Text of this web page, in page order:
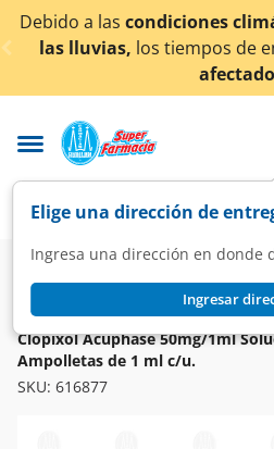
< div class="carousel-inner">
lascondiciones climáticas
los tiempos de entrega
Elige una dirección de
Ingresa una dirección en donde
Ingresar
Farmacia Medicina
Neuroléptico
CLOPIXOL
Clopixol Acuphase 50mg/1ml
Ampolletas de 1 ml c/u.
SKU: 616877